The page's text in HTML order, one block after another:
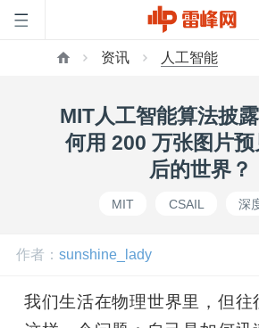
页
网
资讯 人工智能
MIT人工智能算法披
何用 200 万张图片
后的世界？
MIT CSAIL 深
作者： sunshine_lady
我们生活在物理世界里，但